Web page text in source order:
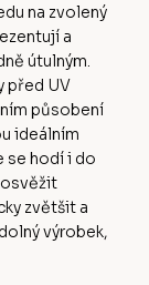
na zvolený
a
útulným.
před UV
působení
ideálním
se hodí i do
osvěžit
zvětšit a
výrobek,